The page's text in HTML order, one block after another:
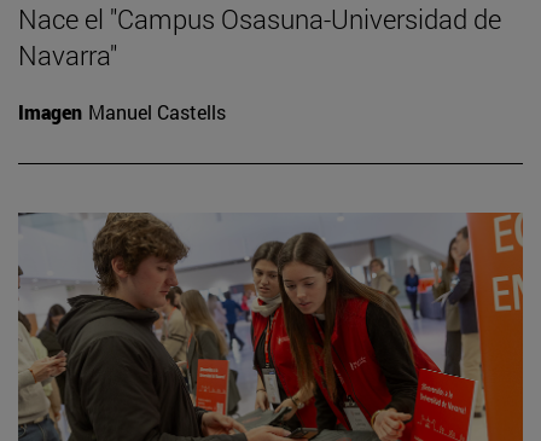
Nace el "Campus Osasuna-Universidad de
Navarra"
Imagen Manuel Castells